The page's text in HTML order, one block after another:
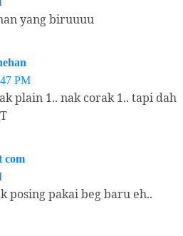
yang biruuuu
PM
plain 1.. nak corak 1.. tapi dah
com
posing pakai beg baru eh..